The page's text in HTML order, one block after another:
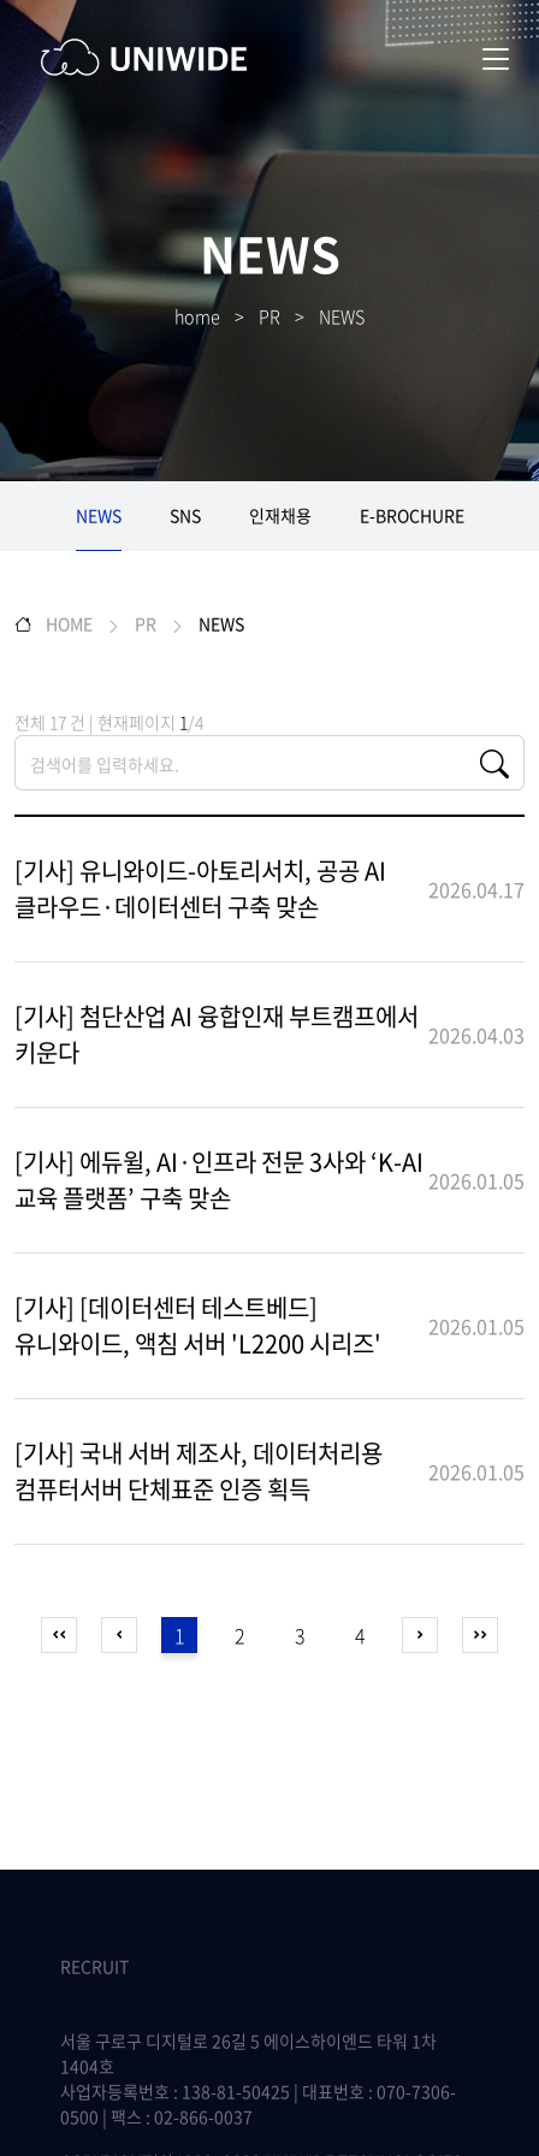
NEWS
home > PR > NEWS
NEWS SNS 인재채용 E-BROCHURE
HOME PR NEWS
전체 17 건 | 현재페이지 1/4
[기사] 유니와이드-아토리서치, 공공 AI
클라우드·데이터센터 구축 맞손
2026.04.17
[기사] 첨단산업 AI 융합인재 부트캠프에서
키운다
2026.04.03
[기사] 에듀윌, AI·인프라 전문 3사와 ‘K-AI
교육 플랫폼’ 구축 맞손
2026.01.05
[기사] [데이터센터 테스트베드]
유니와이드, 액침 서버 'L2200 시리즈'
2026.01.05
[기사] 국내 서버 제조사, 데이터처리용
컴퓨터서버 단체표준 인증 획득
2026.01.05
1 2 3 4
RECRUIT
서울 구로구 디지털로 26길 5 에이스하이엔드 타워 1차
1404호
사업자등록번호 : 138-81-50425 | 대표번호 : 070-7306-
0500 | 팩스 : 02-866-0037